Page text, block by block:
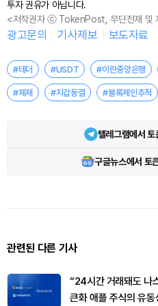
투자 권유가 아닙니다.
<저작권자 ⓒ TokenPost, 무단전재 및
광고문의 기사제보 보도자료
#테더 #USDT #이란중앙은행
#제재 #지갑동결 #블록체인추적
텔레그램에서 토
구글뉴스에서 토
관련된 다른 기사
“24시간 거래돼도 나
큰화 애플 주식의 유동